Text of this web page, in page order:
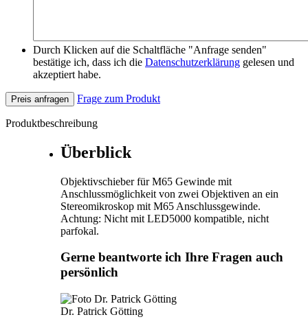
Durch Klicken auf die Schaltfläche "Anfrage senden"
bestätige ich, dass ich die Datenschutzerklärung gelesen und
akzeptiert habe.
Preis anfragen Frage zum Produkt
Produktbeschreibung
Überblick
Objektivschieber für M65 Gewinde mit
Anschlussmöglichkeit von zwei Objektiven an ein
Stereomikroskop mit M65 Anschlussgewinde.
Achtung: Nicht mit LED5000 kompatible, nicht
parfokal.
Gerne beantworte ich Ihre Fragen auch
persönlich
Dr. Patrick Götting